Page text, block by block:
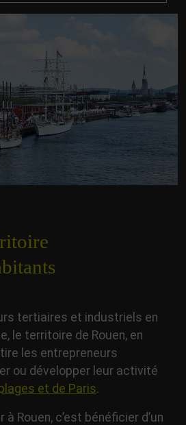
tertiaires et industriels en
le territoire de Rouen, en
les entrepreneurs
ou développer leur activité
et de Paris.
à Rouen, c’est bénéficier d’un